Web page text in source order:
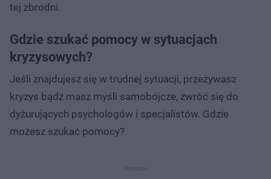
tej zbrodni.
Gdzie szukać pomocy w sytuacjach
kryzysowych?
Jeśli znajdujesz się w trudnej sytuacji, przeżywasz
kryzys bądź masz myśli samobójcze, zwróć się do
dyżurujących psychologów i specjalistów. Gdzie
możesz szukać pomocy?